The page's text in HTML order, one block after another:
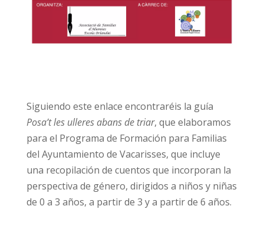
Siguiendo este enlace encontraréis la guía
Posa’t les ulleres abans de triar, que elaboramos
para el Programa de Formación para Familias
del Ayuntamiento de Vacarisses, que incluye
una recopilación de cuentos que incorporan la
perspectiva de género, dirigidos a niños y niñas
de 0 a 3 años, a partir de 3 y a partir de 6 años.